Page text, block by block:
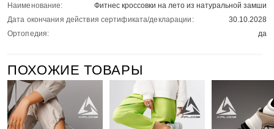
Наименование:
Фитнес кроссовки на лето из натуральной замши
Дата окончания действия сертификата/декларации:
30.10.2028
Ортопедия:
да
ПОХОЖИЕ ТОВАРЫ